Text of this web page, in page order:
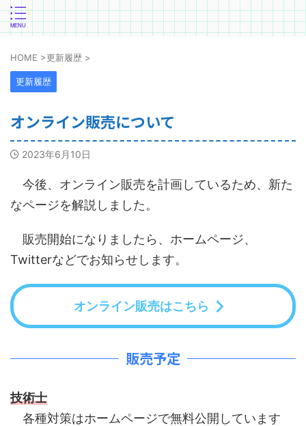
HOME >更新履歴 >
更新履歴
オンライン販売について
2023年6月10日
今後、オンライン販売を計画しているため、新た
なページを解説しました。
販売開始になりましたら、ホームページ、
Twitterなどでお知らせします。
オンライン販売はこちら
販売予定
技術士
各種対策はホームページで無料公開しています